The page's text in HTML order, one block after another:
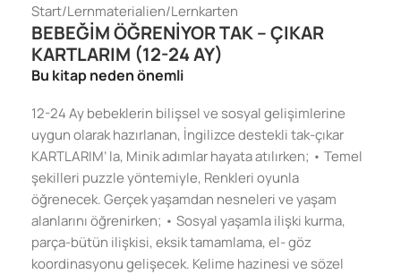
Start/Lernmaterialien/Lernkarten
BEBEĞİM ÖĞRENİYOR TAK – ÇIKAR
KARTLARIM (12-24 AY)
Bu kitap neden önemli
12-24 Ay bebeklerin bilişsel ve sosyal gelişimlerine
uygun olarak hazırlanan, İngilizce destekli tak-çıkar
KARTLARIM’ la, Minik adımlar hayata atılırken; • Temel
şekilleri puzzle yöntemiyle, Renkleri oyunla
öğrenecek. Gerçek yaşamdan nesneleri ve yaşam
alanlarını öğrenirken; • Sosyal yaşamla ilişki kurma,
parça-bütün ilişkisi, eksik tamamlama, el- göz
koordinasyonu gelişecek. Kelime hazinesi ve sözel